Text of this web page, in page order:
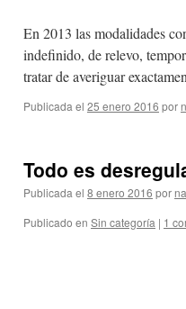
En 2013 las modalidades
indefinido, de relevo,
tratar de averiguar
Publicada el 25 enero 2016 por
Todo es
Publicada el 8 enero 2016 por
Publicado en Sin categoría | 1